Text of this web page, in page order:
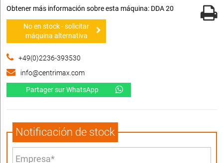
Obtener más información sobre esta máquina: DDA 20
No en stock - solicitar
máquina alternativa
+49(0)2236-393530
info@centrimax.com
Partager sur WhatsApp
Notificación de stock